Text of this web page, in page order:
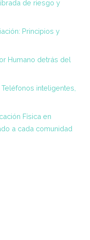
de riesgo y
Principios y
Humano detrás del
inteligentes,
Física en
a cada comunidad